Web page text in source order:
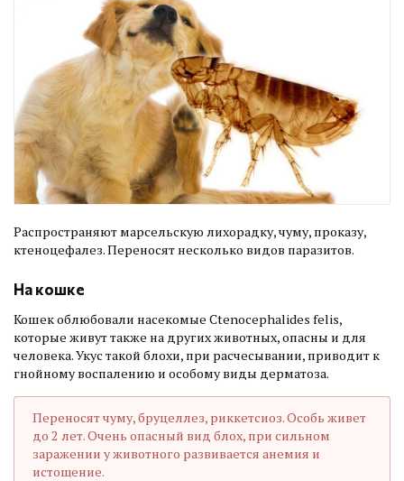
Распространяют марсельскую лихорадку, чуму, проказу,
ктеноцефалез. Переносят несколько видов паразитов.
На кошке
Кошек облюбовали насекомые Ctenocephalides felis,
которые живут также на других животных, опасны и для
человека. Укус такой блохи, при расчесывании, приводит к
гнойному воспалению и особому виды дерматоза.
Переносят чуму, бруцеллез, риккетсиоз. Особь живет
до 2 лет. Очень опасный вид блох, при сильном
заражении у животного развивается анемия и
истощение.